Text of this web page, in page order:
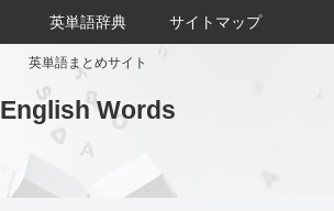
英単語まとめサイト
English Words
英単語辞典 サイトマップ